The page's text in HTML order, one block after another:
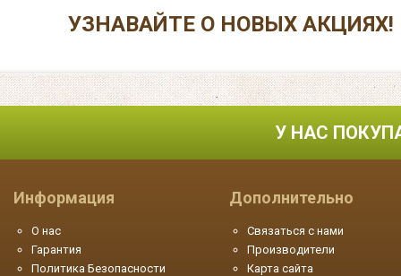
УЗНАВАЙТЕ О НОВЫХ АКЦИЯХ!
У НАС
Информация
О нас
Гарантия
Политика Безопасности
Дополнительно
Связаться с нами
Производители
Карта сайта